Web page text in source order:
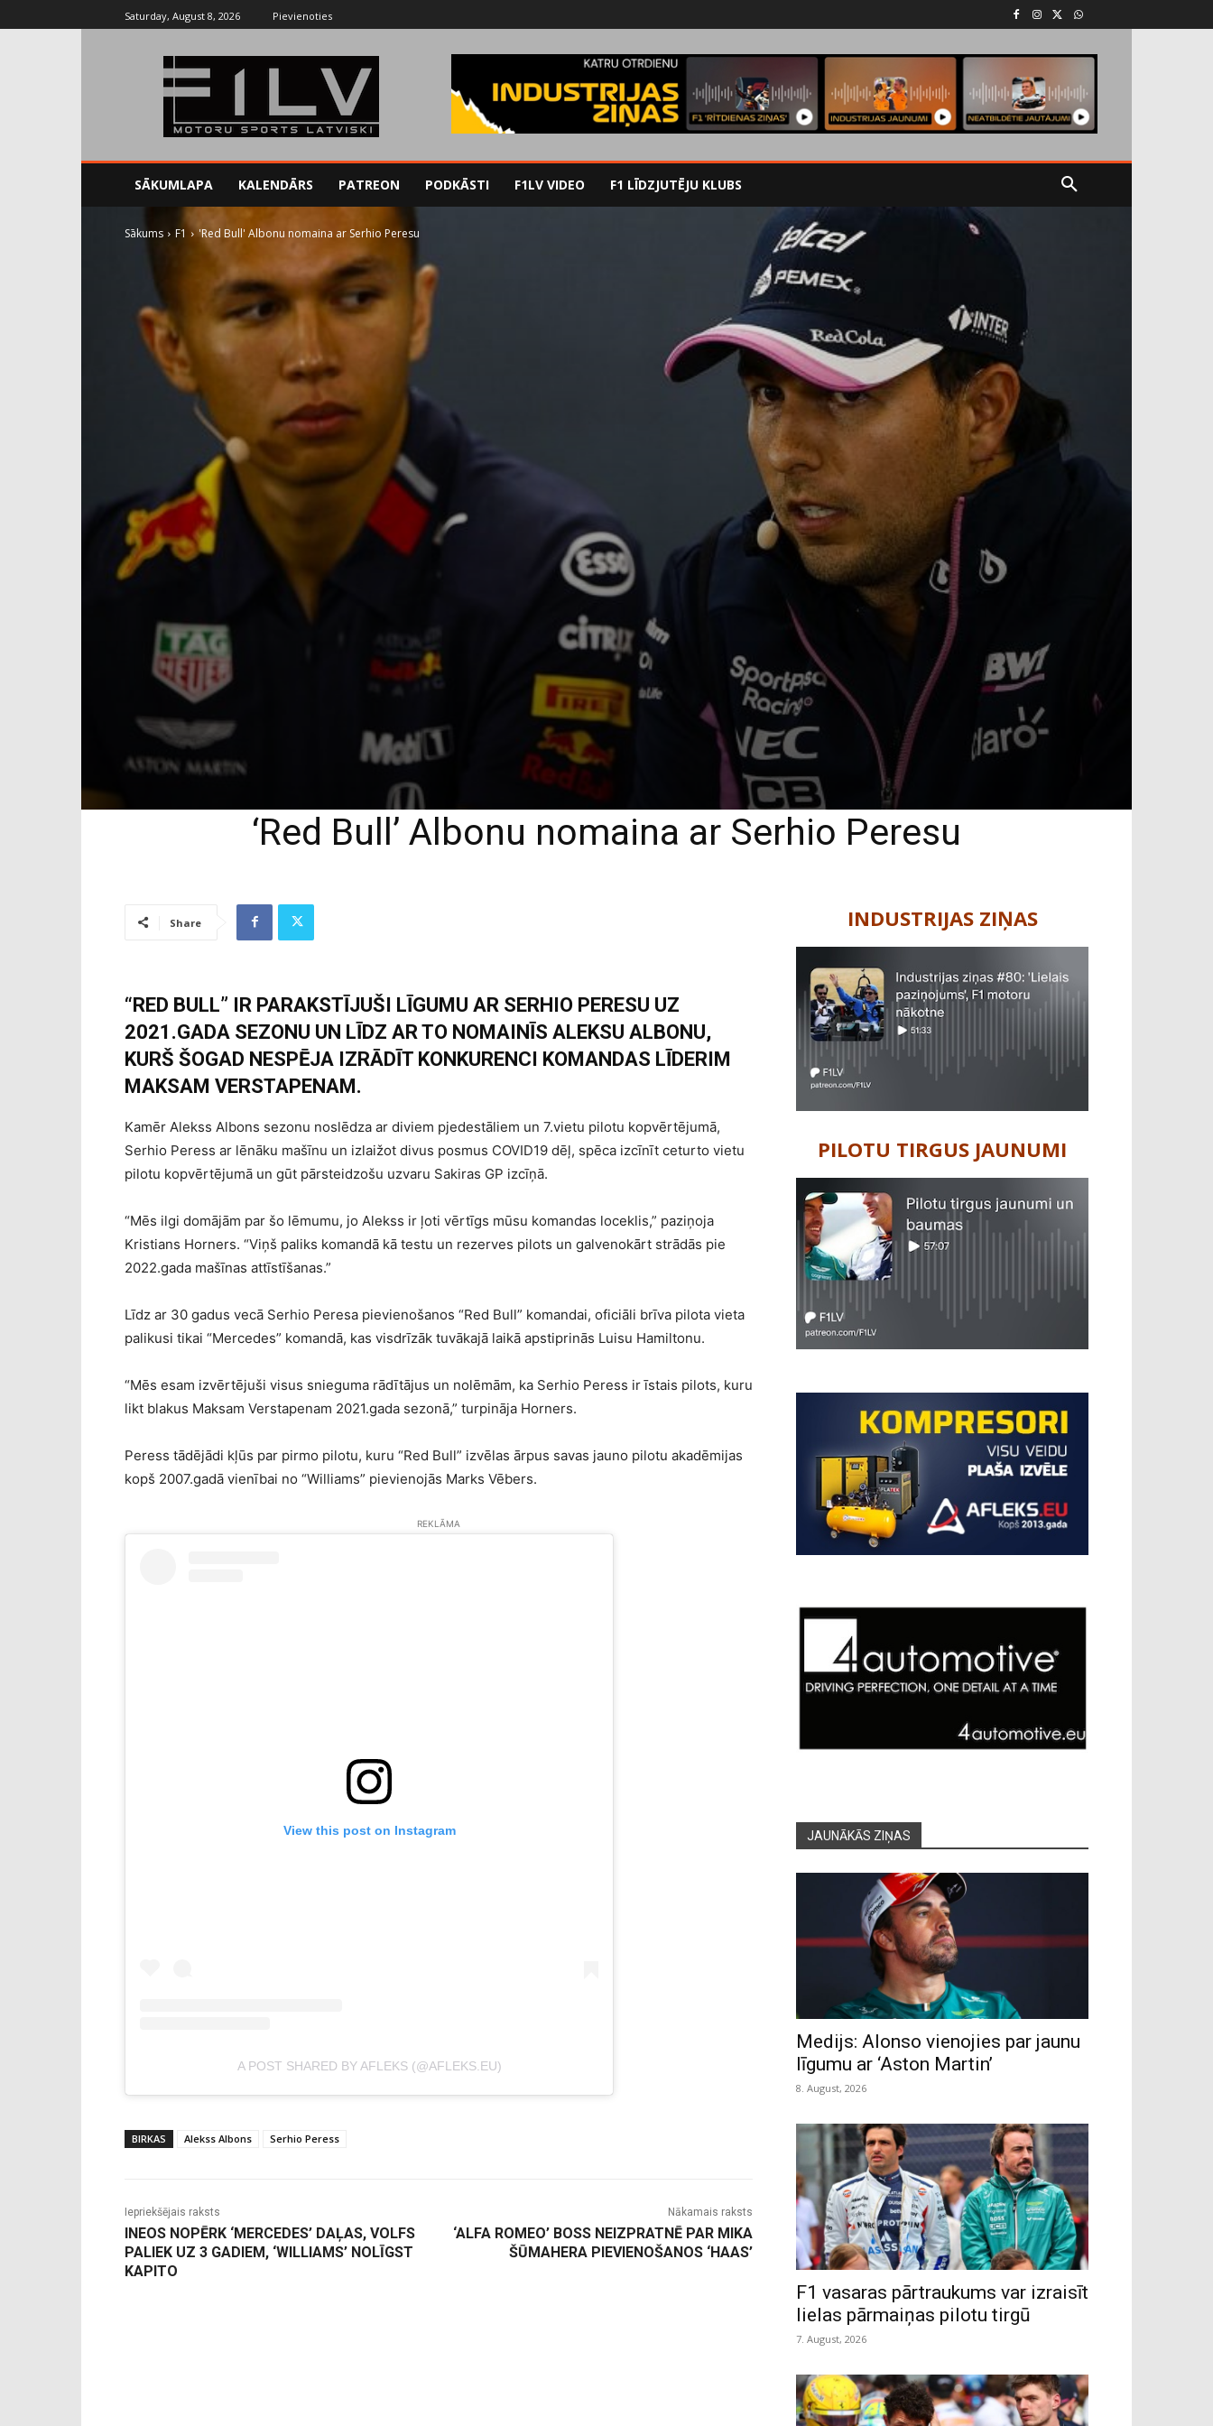
Saturday, August 8, 2026 Pievienoties
SĀKUMLAPA KALENDĀRS PATREON PODKĀSTI F1LV VIDEO F1 LĪDZJUTĒJU KLUBS
Sākums F1 'Red Bull' Albonu nomaina ar Serhio Peresu
‘Red Bull’ Albonu nomaina ar Serhio Peresu
Share
“RED BULL” IR PARAKSTĪJUŠI LĪGUMU AR SERHIO PERESU UZ
2021.GADA SEZONU UN LĪDZ AR TO NOMAINĪS ALEKSU ALBONU,
KURŠ ŠOGAD NESPĒJA IZRĀDĪT KONKURENCI KOMANDAS LĪDERIM
MAKSAM VERSTAPENAM.
Kamēr Alekss Albons sezonu noslēdza ar diviem pjedestāliem un 7.vietu pilotu kopvērtējumā,
Serhio Peress ar lēnāku mašīnu un izlaižot divus posmus COVID19 dēļ, spēca izcīnīt ceturto vietu
pilotu kopvērtējumā un gūt pārsteidzošu uzvaru Sakiras GP izcīņā.
“Mēs ilgi domājām par šo lēmumu, jo Alekss ir ļoti vērtīgs mūsu komandas loceklis,” paziņoja
Kristians Horners. “Viņš paliks komandā kā testu un rezerves pilots un galvenokārt strādās pie
2022.gada mašīnas attīstīšanas.”
Līdz ar 30 gadus vecā Serhio Peresa pievienošanos “Red Bull” komandai, oficiāli brīva pilota vieta
palikusi tikai “Mercedes” komandā, kas visdrīzāk tuvākajā laikā apstiprinās Luisu Hamiltonu.
“Mēs esam izvērtējuši visus snieguma rādītājus un nolēmām, ka Serhio Peress ir īstais pilots, kuru
likt blakus Maksam Verstapenam 2021.gada sezonā,” turpināja Horners.
Peress tādējādi kļūs par pirmo pilotu, kuru “Red Bull” izvēlas ārpus savas jauno pilotu akadēmijas
kopš 2007.gadā vienībai no “Williams” pievienojās Marks Vēbers.
REKLĀMA
View this post on Instagram
A POST SHARED BY AFLEKS (@AFLEKS.EU)
BIRKAS Alekss Albons Serhio Peress
Iepriekšējais raksts
INEOS NOPĒRK ‘MERCEDES’ DAĻAS, VOLFS
PALIEK UZ 3 GADIEM, ‘WILLIAMS’ NOLĪGST
KAPITO
Nākamais raksts
‘ALFA ROMEO’ BOSS NEIZPRATNĒ PAR MIKA
ŠŪMAHERA PIEVIENOŠANOS ‘HAAS’
INDUSTRIJAS ZIŅAS
PILOTU TIRGUS JAUNUMI
JAUNĀKĀS ZIŅAS
Medijs: Alonso vienojies par jaunu
līgumu ar ‘Aston Martin’
8. August, 2026
F1 vasaras pārtraukums var izraisīt
lielas pārmaiņas pilotu tirgū
7. August, 2026